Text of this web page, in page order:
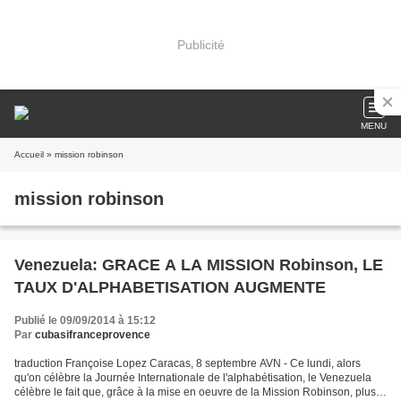
Publicité
MENU
Accueil » mission robinson
mission robinson
Venezuela: GRACE A LA MISSION Robinson, LE
TAUX D'ALPHABETISATION AUGMENTE
Publié le 09/09/2014 à 15:12
Par cubasifranceprovence
traduction Françoise Lopez Caracas, 8 septembre AVN - Ce lundi, alors
qu'on célèbre la Journée Internationale de l'alphabétisation, le Venezuela
célèbre le fait que, grâce à la mise en oeuvre de la Mission Robinson, plus